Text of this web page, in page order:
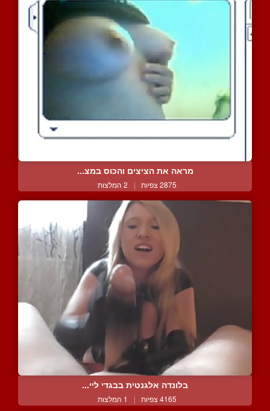
מראה את הציצים והכוס במצ...
2875 צפיות | 2 המלצות
בלונדה אלגנטית בבגדי ליי...
4165 צפיות | 1 המלצות